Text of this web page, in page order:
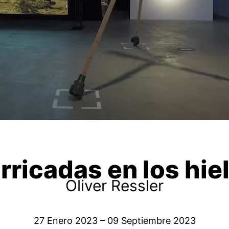
en los
Oliver Ressler
27 Enero 2023 – 09 Septiembre 2023